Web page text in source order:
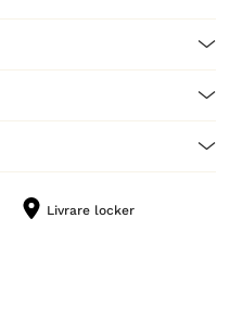
Livrare locker